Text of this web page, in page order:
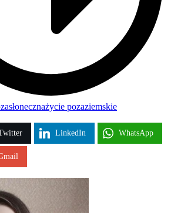
życie pozaziemskie
LinkedIn WhatsApp